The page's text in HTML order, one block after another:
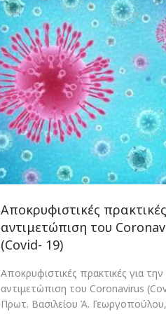
Αποκρυφιστικές
αντιμετώπιση του
(Covid- 19)
Αποκρυφιστικές πρακτικές για την
αντιμετώπιση του Coronavirus
Πρωτ. Βασιλείου Ἀ.